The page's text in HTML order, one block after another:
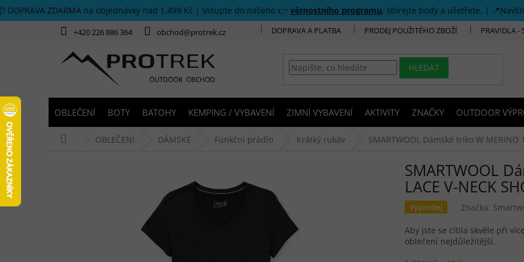
Přejít na obsah
DOPRAVA ZDARMA na objednávky nad 1.499 Kč | Vstupte do našeho 👉 věrnostního programu, sbírejte body a ušetřete. |
+420 226 886 364 obchod@protrek.cz DOPRAVA A PLATBA PRODEJ POUŽITÉHO ZBOŽÍ PRAVIDLA -
HLEDAT
OBLEČENÍ BOTY BATOHY KEMPING / VYBAVENÍ ZIMNÍ VYBAVENÍ AKTIVITY ZNAČKY OUTDOOR
OBLEČENÍ DÁMSKÉ Funkční prádlo Krátký rukáv SMARTWOOL Dámské triko W MERINO
SMARTWOOL
LACE V-NECK
Výprodej Značka:
Aby jste se cítila skvěle při
oblečení nejdůležitější.